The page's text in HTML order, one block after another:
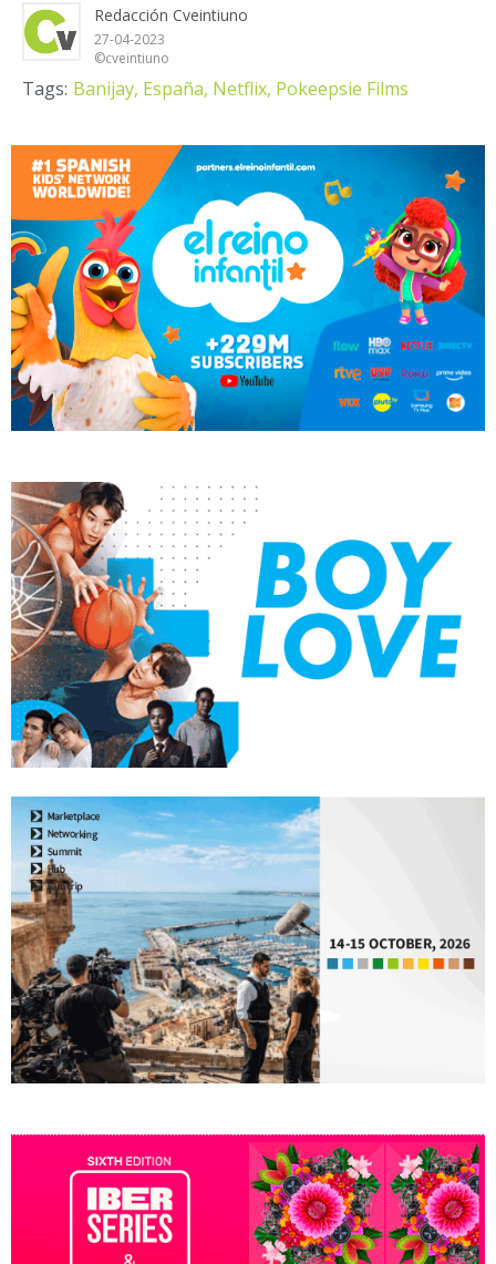
Redacción Cveintiuno
27-04-2023
©cveintiuno
Tags: Banijay, España, Netflix, Pokeepsie Films